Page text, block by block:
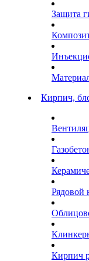
Защита
Кирпич,
Рядовой
Кирпич